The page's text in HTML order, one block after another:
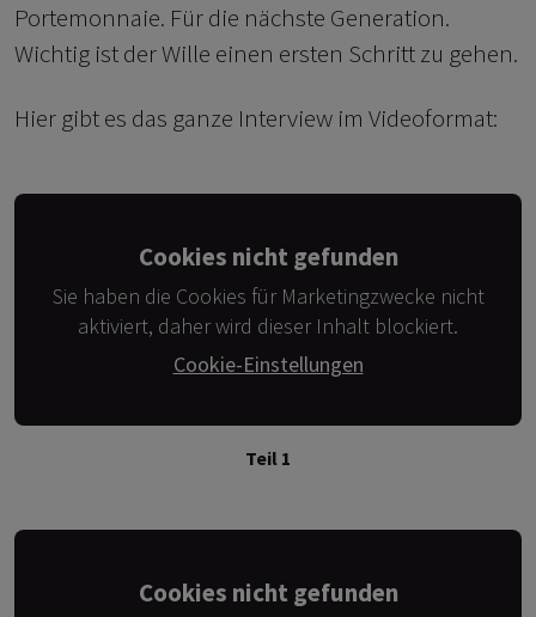
Portemonnaie. Für die nächste Generation.
Wichtig ist der Wille einen ersten Schritt zu gehen.
Hier gibt es das ganze Interview im Videoformat:
Cookies nicht gefunden
Sie haben die Cookies für Marketingzwecke nicht
aktiviert, daher wird dieser Inhalt blockiert.
Cookie-Einstellungen
Teil 1
Cookies nicht gefunden